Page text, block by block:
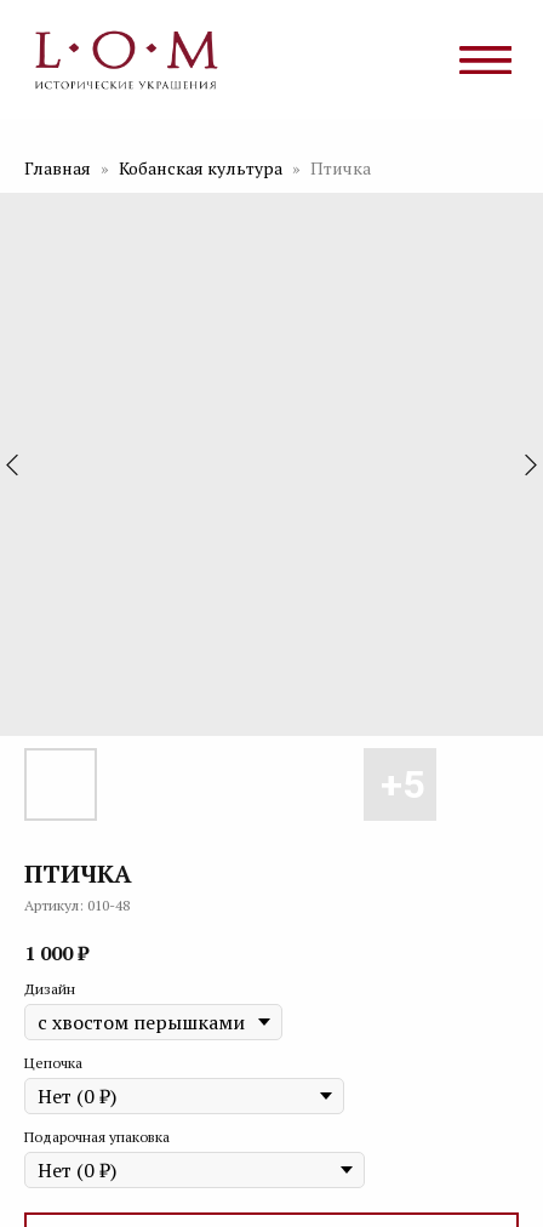
Главная Кобанская культура Птичка
ПТИЧКА
Артикул: 010-48
1 000₽
Дизайн
Цепочка
Подарочная упаковка